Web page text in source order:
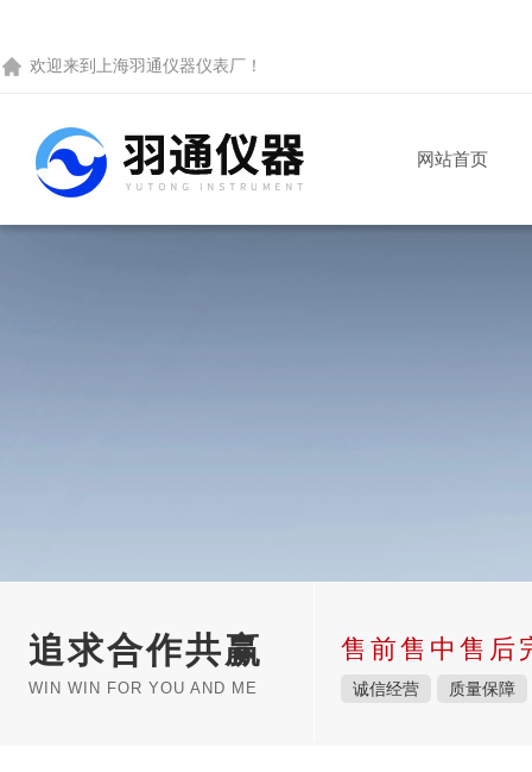
欢迎来到 上海羽通仪器仪表厂 ！
网站首页
追求合作共赢
WIN WIN FOR YOU AND ME
售前售中售后
诚信经营 质量保障